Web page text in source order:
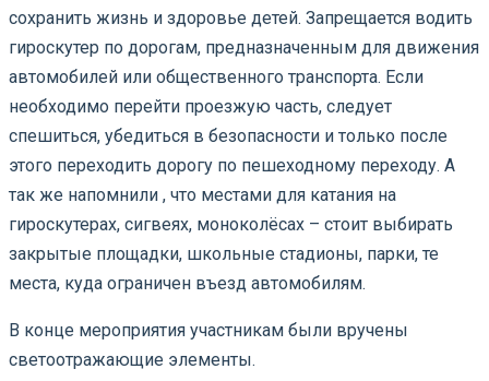
сохранить жизнь и здоровье детей. Запрещается водить
гироскутер по дорогам, предназначенным для движения
автомобилей или общественного транспорта. Если
необходимо перейти проезжую часть, следует
спешиться, убедиться в безопасности и только после
этого переходить дорогу по пешеходному переходу. А
так же напомнили , что местами для катания на
гироскутерах, сигвеях, моноколёсах – стоит выбирать
закрытые площадки, школьные стадионы, парки, те
места, куда ограничен въезд автомобилям.
В конце мероприятия участникам были вручены
светоотражающие элементы.